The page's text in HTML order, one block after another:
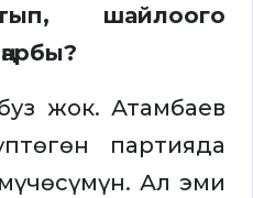
шайлоого
жок. Атамбаев
партияда
Ал эми